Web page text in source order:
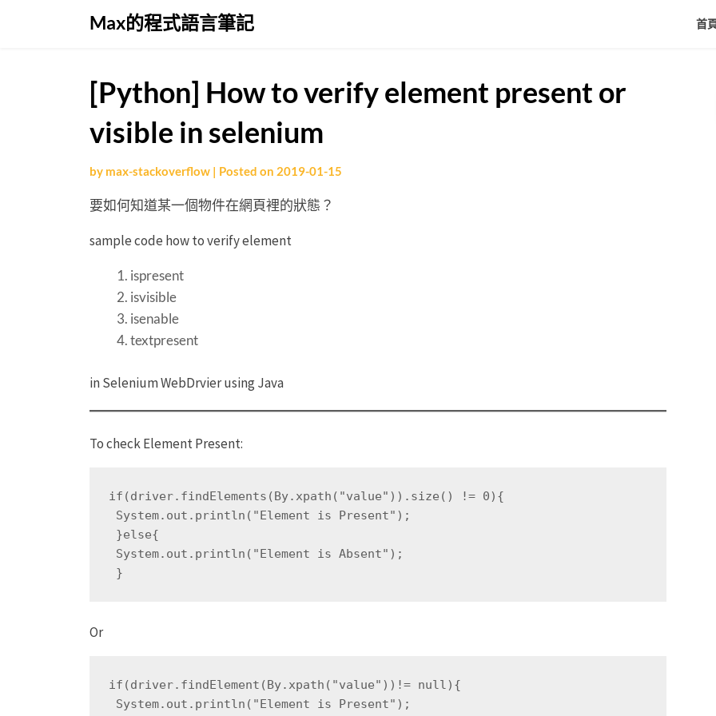
Max的程式語言筆記 首
[Python] How to verify element present or
visible in selenium
by max-stackoverflow | Posted on 2019-01-15
要如何知道某一個物件在網頁裡的狀態？
sample code how to verify element
ispresent
isvisible
isenable
textpresent
in Selenium WebDrvier using Java
To check Element Present:
if(driver.findElements(By.xpath("value")).size() != 0){
System.out.println("Element is Present");
}else{
System.out.println("Element is Absent");
}
Or
if(driver.findElement(By.xpath("value"))!= null){
System.out.println("Element is Present");